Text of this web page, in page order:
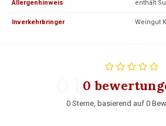
Allergenhinweis enthält
Inverkehrbringer Weingut
0
0
0 Sterne, basierend auf 0